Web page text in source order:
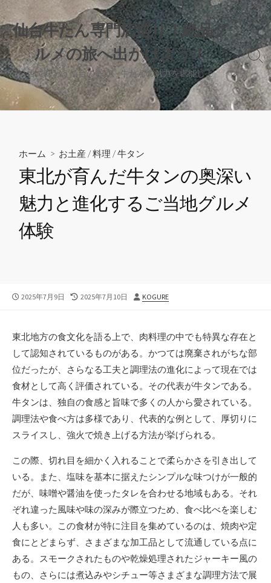
コ
ン
テ
ン
ツ
へ
ス
キ
仙台牛たん専門店巡り！絶品グ
ルメの旅へ出かけよう！
舌で味わう仙台の香り、牛たんの魅力を堪能しよ
う！
検
索
切
り
替
ホーム > お土産 /料理 /牛タン
東北が育んだ牛タンの奥深い
魅力と進化するご当地グルメ
体験
公
2025年7月9日
最
新
日
2025年7月10日
投
KOGURE
東北地方の食文化を語る上で、肉料理の中でも特異な存在と
して認知されているものがある。 かつては廃棄されがちな部
位だったが、さらなる工夫と調理法の進化によって現在では
食材として高く評価されている。その代表が牛タンである。
牛タンは、独自の食感と旨味で多くの人から愛されている。
調理法や食べ方は多様であり、代表的な例として、厚切りに
スライスし、強火で焼き上げる方法が挙げられる。
この際、切れ目を細かく入れることで柔らかさを引き出して
いる。また、塩味を基本に据えたシンプルな味つけが一般的
だが、味噌や醤油を使ったタレを合わせる地域もある。それ
ぞれ違った風味や味の深みが際立つため、食べ比べを楽しむ
人も多い。この食材が特に注目を集めているのは、焼肉や定
食にとどまらず、さまざまな加工品として流通している点に
ある。スモークされたものや乾燥処理されたジャーキー風の
もの、さらには煮込みやシチュー等さまざまな調理方法で展